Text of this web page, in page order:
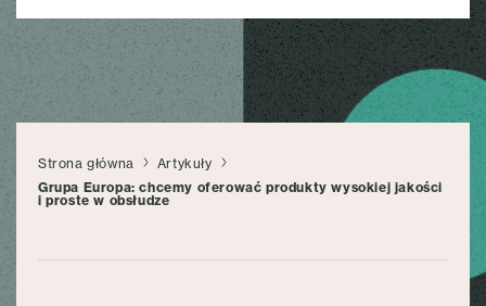
Strona główna
Artykuły
Grupa Europa: chcemy oferować produkty wysokiej jakości
i proste w obsłudze